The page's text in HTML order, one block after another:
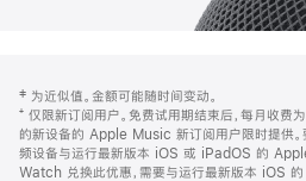
页
页
脚
注
‡ 为近似值。金额可能随时间变动。
⁺ 仅限新订阅用户。免费试用期结束后，每月收费
的新设备的 Apple Music 新订阅用户限时提供。
频设备与运行最新版本 iOS 或 iPadOS 的
Watch 兑换此优惠，需要与运行最新版本 iOS